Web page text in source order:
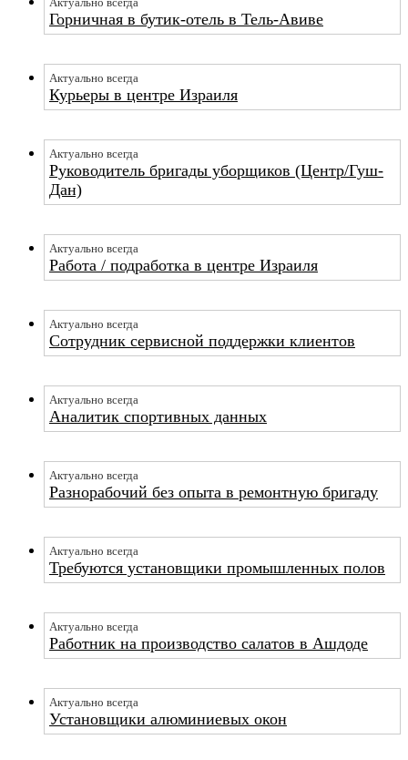
Горничная в бутик-отель в Тель-Авиве
Актуально всегда
Курьеры в центре Израиля
Актуально всегда
Руководитель бригады уборщиков (Центр/Гуш-
Дан)
Актуально всегда
Работа / подработка в центре Израиля
Актуально всегда
Сотрудник сервисной поддержки клиентов
Актуально всегда
Аналитик спортивных данных
Актуально всегда
Разнорабочий без опыта в ремонтную бригаду
Актуально всегда
Требуются установщики промышленных полов
Актуально всегда
Работник на производство салатов в Ашдоде
Актуально всегда
Установщики алюминиевых окон